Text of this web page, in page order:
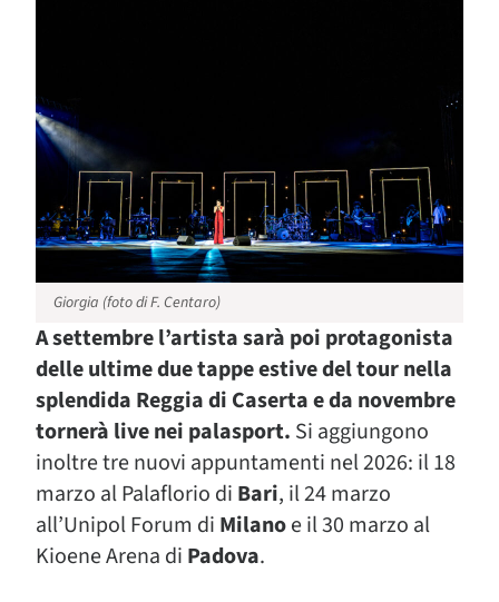
Giorgia (foto di F. Centaro)
A settembre l’artista sarà poi protagonista
delle ultime due tappe estive del tour nella
splendida Reggia di Caserta e da novembre
tornerà live nei palasport. Si aggiungono
inoltre tre nuovi appuntamenti nel 2026: il 18
marzo al Palaflorio di Bari, il 24 marzo
all’Unipol Forum di Milanoe il 30 marzo al
Kioene Arena di Padova.